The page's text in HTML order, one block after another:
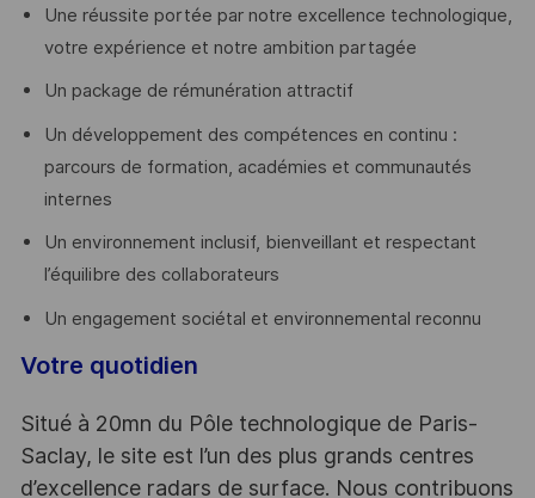
Une réussite portée par notre excellence technologique,
votre expérience et notre ambition partagée
Un package de rémunération attractif
Un développement des compétences en continu :
parcours de formation, académies et communautés
internes
Un environnement inclusif, bienveillant et respectant
l’équilibre des collaborateurs
Un engagement sociétal et environnemental reconnu
Votre quotidien
Situé à 20mn du Pôle technologique de Paris-
Saclay, le site est l’un des plus grands centres
d’excellence radars de surface. Nous contribuons